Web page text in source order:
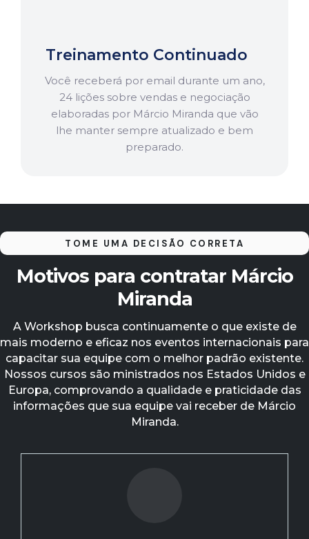
Treinamento Continuado
Você receberá por email durante um ano,
24 lições sobre vendas e negociação
elaboradas por Márcio Miranda que vão
lhe manter sempre atualizado e bem
preparado.
TOME UMA DECISÃO CORRETA
Motivos para contratar Márcio
Miranda
A Workshop busca continuamente o que existe de
mais moderno e eficaz nos eventos internacionais para
capacitar sua equipe com o melhor padrão existente.
Nossos cursos são ministrados nos Estados Unidos e
Europa, comprovando a qualidade e praticidade das
informações que sua equipe vai receber de Márcio
Miranda.